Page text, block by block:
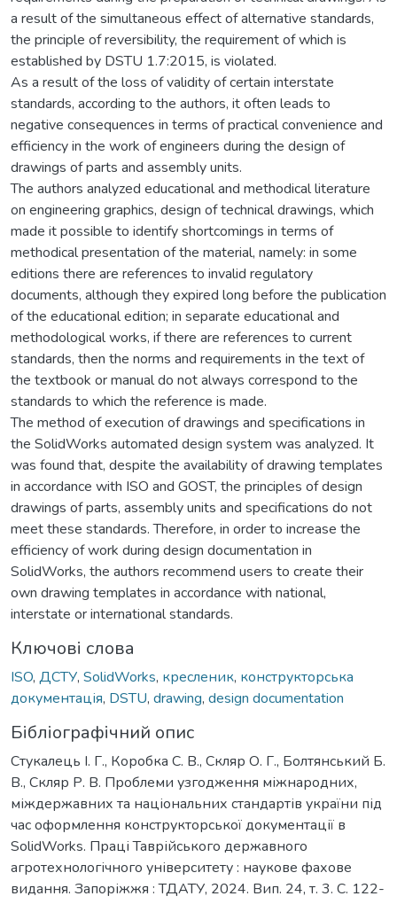
a result of the simultaneous effect of alternative standards,
the principle of reversibility, the requirement of which is
established by DSTU 1.7:2015, is violated.
As a result of the loss of validity of certain interstate
standards, according to the authors, it often leads to
negative consequences in terms of practical convenience and
efficiency in the work of engineers during the design of
drawings of parts and assembly units.
The authors analyzed educational and methodical literature
on engineering graphics, design of technical drawings, which
made it possible to identify shortcomings in terms of
methodical presentation of the material, namely: in some
editions there are references to invalid regulatory
documents, although they expired long before the publication
of the educational edition; in separate educational and
methodological works, if there are references to current
standards, then the norms and requirements in the text of
the textbook or manual do not always correspond to the
standards to which the reference is made.
The method of execution of drawings and specifications in
the SolidWorks automated design system was analyzed. It
was found that, despite the availability of drawing templates
in accordance with ISO and GOST, the principles of design
drawings of parts, assembly units and specifications do not
meet these standards. Therefore, in order to increase the
efficiency of work during design documentation in
SolidWorks, the authors recommend users to create their
own drawing templates in accordance with national,
interstate or international standards.
Ключові слова
ISO, ДСТУ, SolidWorks, кресленик, конструкторська
документація, DSTU, drawing, design documentation
Бібліографічний опис
Стукалець І. Г., Коробка С. В., Скляр О. Г., Болтянський Б.
В., Скляр Р. В. Проблеми узгодження міжнародних,
міждержавних та національних стандартів україни під
час оформлення конструкторської документації в
SolidWorks. Праці Таврійського державного
агротехнологічного університету : наукове фахове
видання. Запоріжжя : ТДАТУ, 2024. Вип. 24, т. 3. С. 122-